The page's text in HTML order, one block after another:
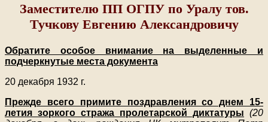
Заместителю ПП ОГПУ по Уралу тов.
Тучкову Евгению Александровичу
Обратите особое внимание на выделенные и
подчеркнутые места документа
20 декабря 1932 г.
Прежде всего примите поздравления со днем 15-
летия зоркого стража пролетарской диктатуры (20